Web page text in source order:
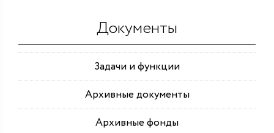
Документы
Задачи и функции
Архивные документы
Архивные фонды